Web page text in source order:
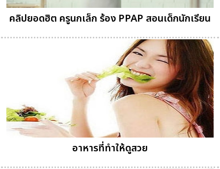
คลิปยอดฮิต ครูนกเล็ก ร้อง PPAP สอนเด็กนักเรียน
อาหารที่ทำให้ดูสวย